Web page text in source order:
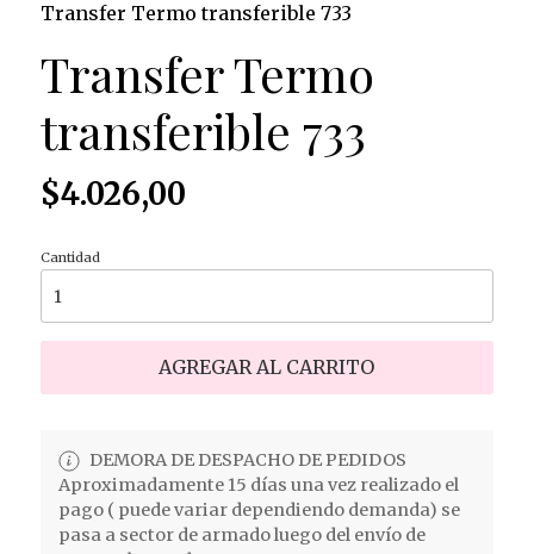
Transfer Termo transferible 733
Transfer Termo
transferible 733
$4.026,00
Cantidad
AGREGAR AL CARRITO
DEMORA DE DESPACHO DE PEDIDOS
Aproximadamente 15 días una vez realizado el
pago ( puede variar dependiendo demanda) se
pasa a sector de armado luego del envío de